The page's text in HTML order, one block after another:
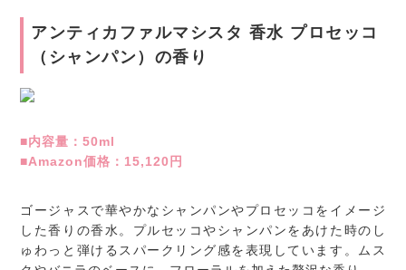
アンティカファルマシスタ 香水 プロセッコ
（シャンパン）の香り
■内容量：50ml
■Amazon価格：15,120円
ゴージャスで華やかなシャンパンやプロセッコをイメージ
した香りの香水。プルセッコやシャンパンをあけた時のし
ゅわっと弾けるスパークリング感を表現しています。ムス